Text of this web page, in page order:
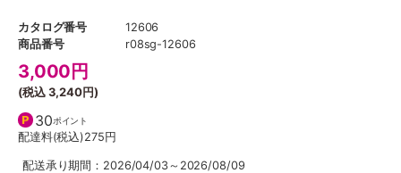
カタログ番号
12606
商品番号
r08sg-12606
3,000 円
(税込3,240円)
30ポイント
配達料(税込)275円
配送承り期間：2026/04/03～2026/08/09